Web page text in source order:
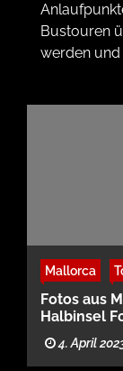
Bustouren
werden und
Mallorca
Fotos aus
Halbinsel
4. April